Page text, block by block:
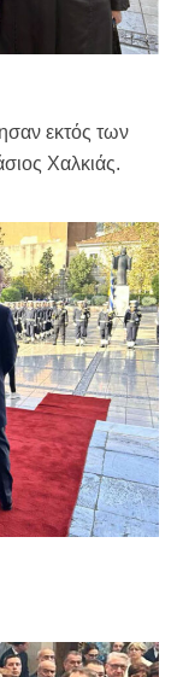
εκτός των
Χαλκιάς.